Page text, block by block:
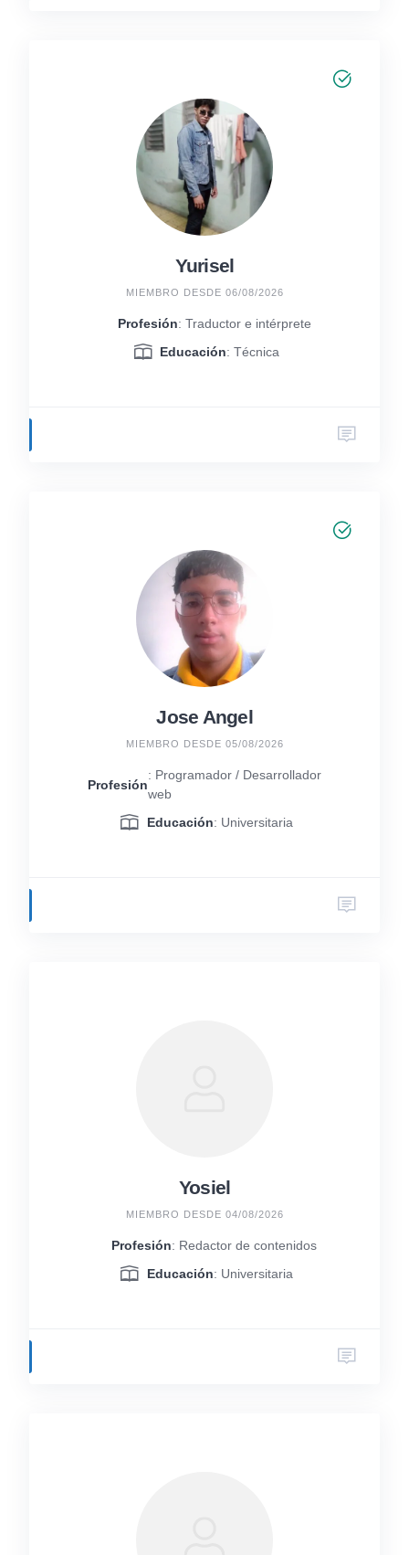
Yurisel
MIEMBRO DESDE 06/08/2026
Profesión: Traductor e intérprete
Educación: Técnica
Jose Angel
MIEMBRO DESDE 05/08/2026
Profesión
: Programador / Desarrollador
web
Educación: Universitaria
Yosiel
MIEMBRO DESDE 04/08/2026
Profesión: Redactor de contenidos
Educación: Universitaria